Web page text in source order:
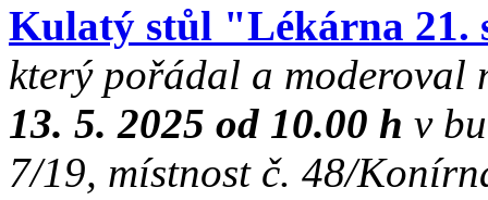
Kulatý stůl "Lékárna 21.
který pořádal a
13. 5. 2025 od 10.00 h v
7/19, místnost č. 48/